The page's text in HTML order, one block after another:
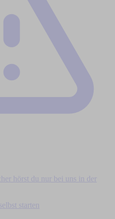
hörst du nur bei uns in der
starten